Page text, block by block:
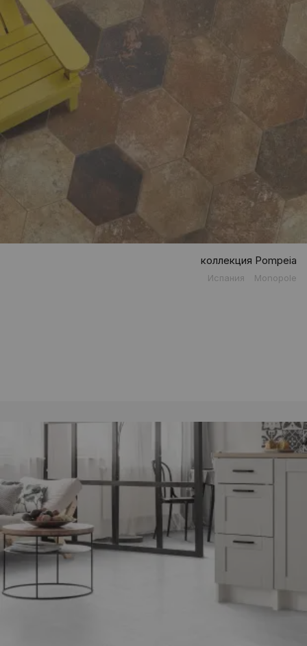
коллекция Pompeia
Испания Monopole